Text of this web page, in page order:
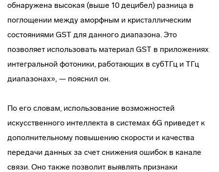
обнаружена высокая (выше 10 децибел) разница в
поглощении между аморфным и кристаллическим
состояниями GST для данного диапазона. Это
позволяет использовать материал GST в приложениях
интегральной фотоники, работающих в субТГц и ТГц
диапазонах», — пояснил он.
По его словам, использование возможностей
искусственного интеллекта в системах 6G приведет к
дополнительному повышению скорости и качества
передачи данных за счет снижения ошибок в канале
связи. Оно также позволит выявлять признаки